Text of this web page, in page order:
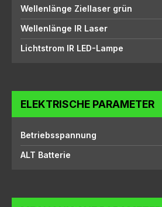
Wellenlänge Ziellaser grün
Wellenlänge IR Laser
Lichtstrom IR LED-Lampe
ELEKTRISCHE PARAMETER
Betriebsspannung
ALT Batterie